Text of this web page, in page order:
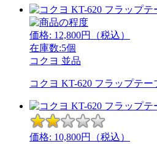
価格: 12,800円（税込）
在庫数:5個
コクヨ 並品
コクヨ KT-620 フラップテー
価格: 10,800円（税込）